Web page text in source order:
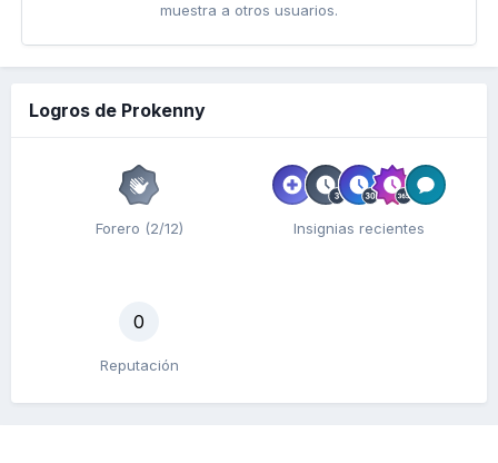
muestra a otros usuarios.
Logros de Prokenny
Forero (2/12) Insignias recientes
0
Reputación